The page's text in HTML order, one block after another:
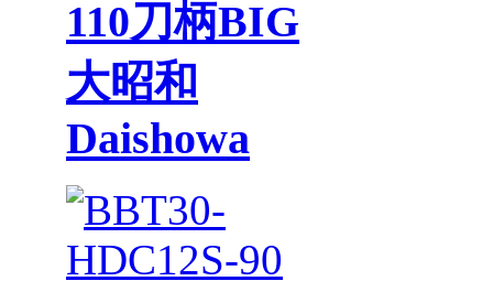
110刀柄BIG
大昭和
Daishowa